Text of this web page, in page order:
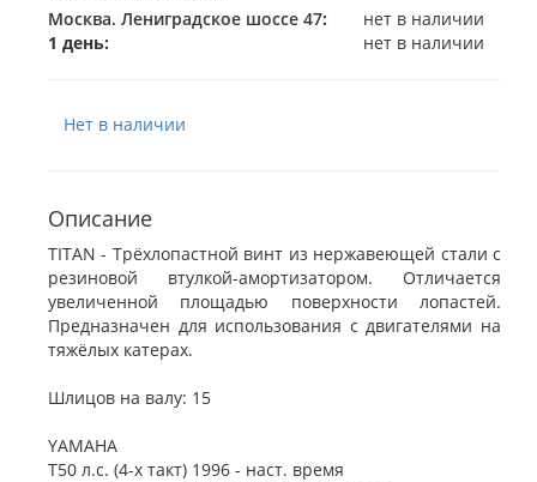
Москва. Лениградское шоссе 47:
нет в наличии
1 день:
нет в наличии
Нет в наличии
Описание
TITAN - Трёхлопастной винт из нержавеющей стали с
резиновой втулкой-амортизатором. Отличается
увеличенной площадью поверхности лопастей.
Предназначен для использования с двигателями на
тяжёлых катерах.
Шлицов на валу: 15
YAMAHA
Т50 л.с. (4-х такт) 1996 - наст. время